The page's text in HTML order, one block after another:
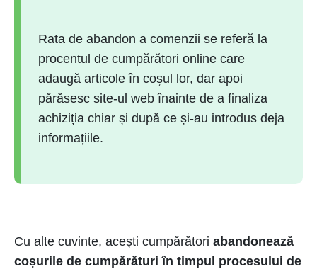
Rata de abandon a comenzii se referă la
procentul de cumpărători online care
adaugă articole în coșul lor, dar apoi
părăsesc site-ul web înainte de a finaliza
achiziția chiar și după ce și-au introdus deja
informațiile.
Cu alte cuvinte, acești cumpărători abandonează
coșurile de cumpărături în timpul procesului de